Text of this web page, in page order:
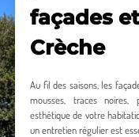
façades
Crèche
Au fil des saisons, les
mousses, traces noires,
esthétique de votre
un entretien régulier est